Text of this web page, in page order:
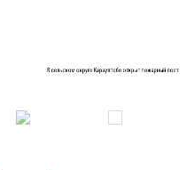
В сельском округе Караултобе открыт пожарный пост